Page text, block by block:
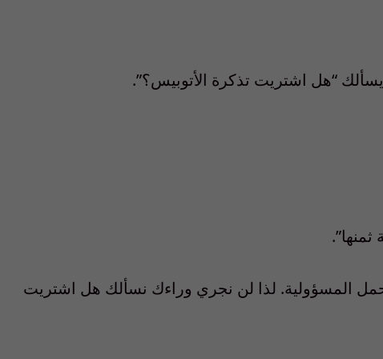
“هل اشتريت تذكرة الأتوبيس؟”.
المسؤولية. لذا لن نجري وراءك نسألك هل اشتريت